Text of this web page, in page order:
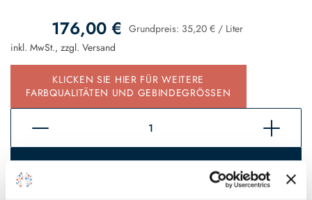
176,00 € Grundpreis: 35,20 € / Liter
inkl. MwSt., zzgl. Versand
KLICKEN SIE HIER FÜR WEITERE
FARBQUALITÄTEN UND GEBINDEGRÖSSEN